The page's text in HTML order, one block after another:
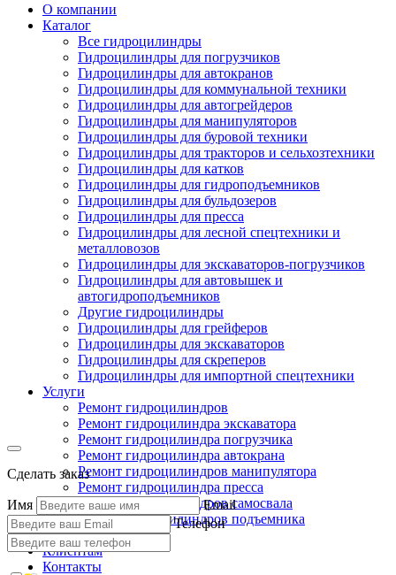
О компании
Каталог
Все гидроцилиндры
Гидроцилиндры для погрузчиков
Гидроцилиндры для автокранов
Гидроцилиндры для коммунальной техники
Гидроцилиндры для автогрейдеров
Гидроцилиндры для манипуляторов
Гидроцилиндры для буровой техники
Гидроцилиндры для тракторов и сельхозтехники
Гидроцилиндры для катков
Гидроцилиндры для гидроподъемников
Гидроцилиндры для бульдозеров
Гидроцилиндры для пресса
Гидроцилиндры для лесной спецтехники и
металловозов
Гидроцилиндры для экскаваторов-погрузчиков
Гидроцилиндры для автовышек и
автогидроподъемников
Другие гидроцилиндры
Гидроцилиндры для грейферов
Гидроцилиндры для экскаваторов
Гидроцилиндры для скреперов
Гидроцилиндры для импортной спецтехники
Услуги
Ремонт гидроцилиндров
Ремонт гидроцилиндра экскаватора
Ремонт гидроцилиндра погрузчика
Ремонт гидроцилиндра автокрана
Ремонт гидроцилиндров манипулятора
Ремонт гидроцилиндра пресса
Ремонт гидроцилиндров самосвала
Ремонт гидроцилиндров подъемника
Производство
Клиентам
Контакты
Сделать заказ
Имя
Email
Телефон